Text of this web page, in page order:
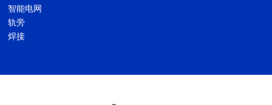
智能电网
轨旁
焊接